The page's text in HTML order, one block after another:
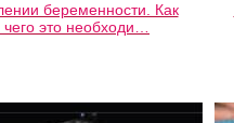
беременности. Как
это необходи…